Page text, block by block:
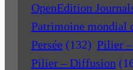
OpenEdition
Patrimoine mondial
Persée (132) Pilier
Pilier – Diffusion